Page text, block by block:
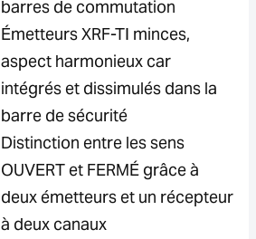
barres de commutation
Émetteurs XRF-TI minces,
aspect harmonieux car
intégrés et dissimulés dans la
barre de sécurité
Distinction entre les sens
OUVERT et FERMÉ grâce à
deux émetteurs et un récepteur
à deux canaux